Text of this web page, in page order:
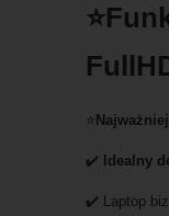
⭐
✔️ Idealny
✔️ Laptop